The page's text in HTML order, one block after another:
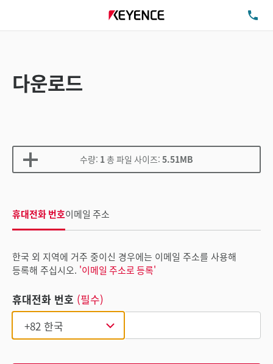
다운로드
수량: 1총 파일 사이즈: 5.51MB
휴대전화 번호이메일 주소
한국 외 지역에 거주 중이신 경우에는 이메일 주소를 사용해
등록해 주십시오. '이메일 주소로 등록'
휴대전화 번호 (필수)